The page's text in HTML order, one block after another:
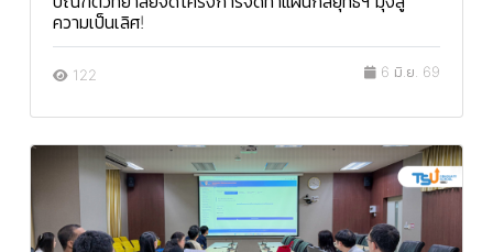
ความเป็นเลิศ!
122 6 มิ.ย. 69